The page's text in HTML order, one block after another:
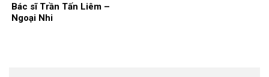
Bác sĩ Trần Tấn Liêm –
Ngoại Nhi